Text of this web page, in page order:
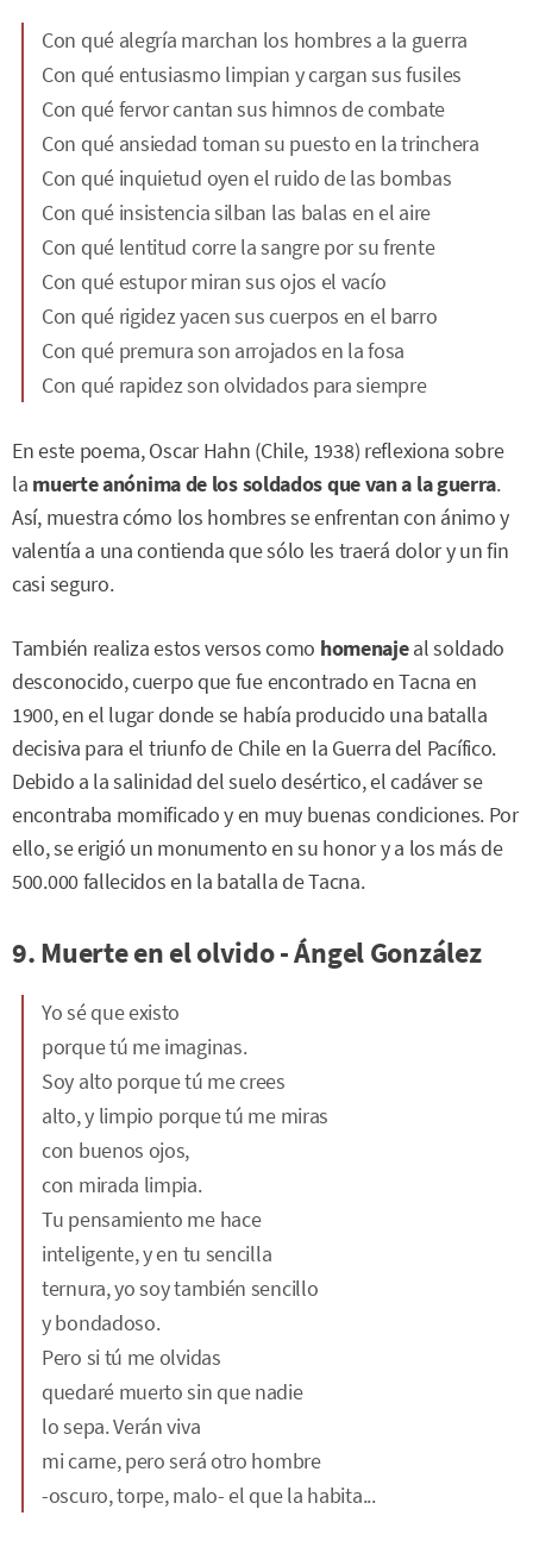
Con qué alegría marchan los hombres a la guerra
Con qué entusiasmo limpian y cargan sus fusiles
Con qué fervor cantan sus himnos de combate
Con qué ansiedad toman su puesto en la trinchera
Con qué inquietud oyen el ruido de las bombas
Con qué insistencia silban las balas en el aire
Con qué lentitud corre la sangre por su frente
Con qué estupor miran sus ojos el vacío
Con qué rigidez yacen sus cuerpos en el barro
Con qué premura son arrojados en la fosa
Con qué rapidez son olvidados para siempre
En este poema, Oscar Hahn (Chile, 1938) reflexiona sobre
la muerte anónima de los soldados que van a la guerra.
Así, muestra cómo los hombres se enfrentan con ánimo y
valentía a una contienda que sólo les traerá dolor y un fin
casi seguro.
También realiza estos versos como homenajeal soldado
desconocido, cuerpo que fue encontrado en Tacna en
1900, en el lugar donde se había producido una batalla
decisiva para el triunfo de Chile en la Guerra del Pacífico.
Debido a la salinidad del suelo desértico, el cadáver se
encontraba momificado y en muy buenas condiciones. Por
ello, se erigió un monumento en su honor y a los más de
500.000 fallecidos en la batalla de Tacna.
9. Muerte en el olvido - Ángel González
Yo sé que existo
porque tú me imaginas.
Soy alto porque tú me crees
alto, y limpio porque tú me miras
con buenos ojos,
con mirada limpia.
Tu pensamiento me hace
inteligente, y en tu sencilla
ternura, yo soy también sencillo
y bondadoso.
Pero si tú me olvidas
quedaré muerto sin que nadie
lo sepa. Verán viva
mi carne, pero será otro hombre
-oscuro, torpe, malo- el que la habita...